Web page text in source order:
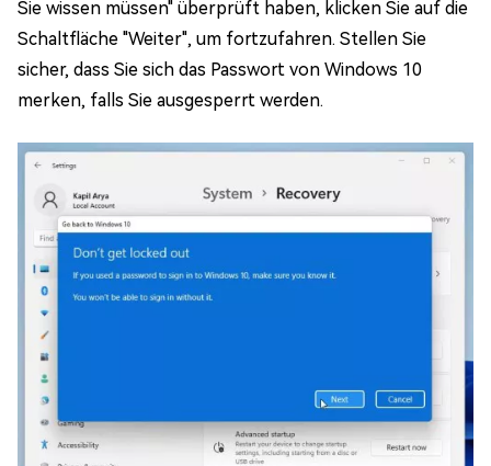
Sie wissen müssen" überprüft haben, klicken Sie auf die
Schaltfläche "Weiter", um fortzufahren. Stellen Sie
sicher, dass Sie sich das Passwort von Windows 10
merken, falls Sie ausgesperrt werden.